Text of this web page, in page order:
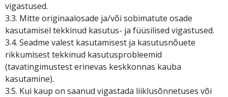
vigastused.
3.3. Mitte originaalosade ja/või sobimatute osade
kasutamisel tekkinud kasutus- ja füüsilised vigastused.
3.4. Seadme valest kasutamisest ja kasutusnõuete
rikkumisest tekkinud kasutusprobleemid
(tavatingimustest erinevas keskkonnas kauba
kasutamine).
3.5. Kui kaup on saanud vigastada liiklusõnnetuses või